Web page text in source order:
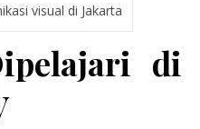
visual di Jakarta
di